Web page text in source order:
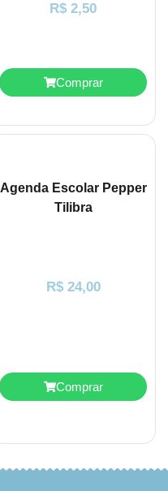
R$ 2,50
Comprar
Agenda Escolar Pepper
Tilibra
R$24,00
Comprar